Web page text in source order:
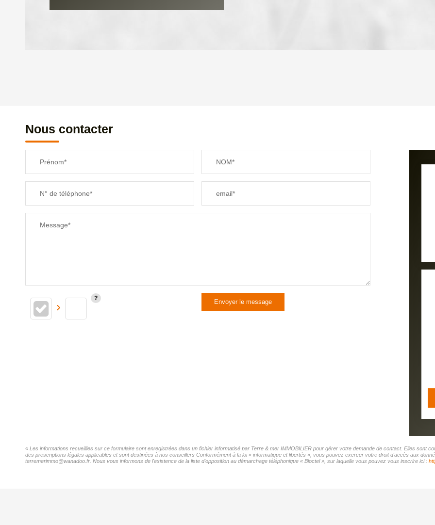
TAXE FONCIÈRE
RESTAURANTS ET CAFÉS COMMERCES
Nous contacter
Prénom* NOM*
N° de téléphone* email*
Message*
Envoyer le message
« Les informations recueillies sur ce formulaire sont enregistrées dans un fichier informatisé par Terre & mer IMMOBILIER pour gérer votre demande de contact. Elles sont
des prescriptions légales applicables et sont destinées à nos conseillers Conformément à la loi « informatique et libertés », vous pouvez exercer votre droit d'accès aux
terremerimmo@wanadoo.fr. Nous vous informons de l'existence de la liste d'opposition au démarchage téléphonique « Bloctel », sur laquelle vous pouvez vous inscrire ici :